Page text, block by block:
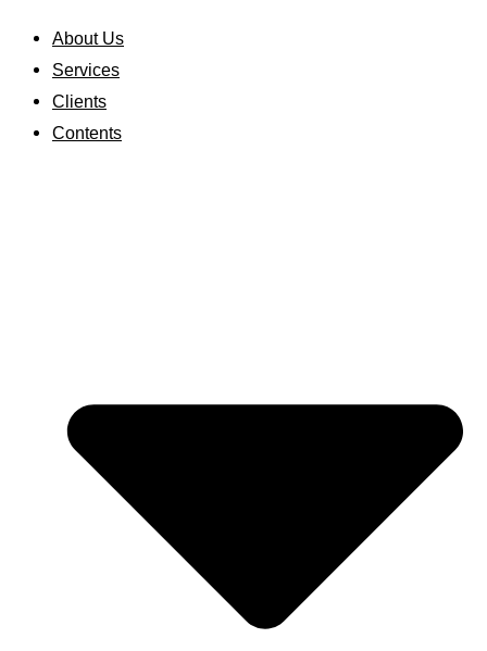
About Us
Services
Clients
Contents